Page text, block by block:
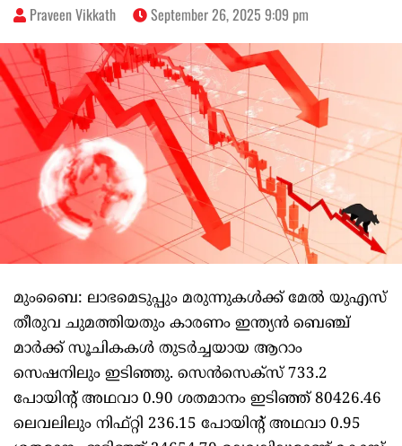
Praveen Vikkath September 26, 2025 9:09 pm
മുംബൈ: ലാഭമെടുപ്പും മരുന്നുകള്‍ക്ക് മേല്‍ യുഎസ്
തീരുവ ചുമത്തിയതും കാരണം ഇന്ത്യന്‍ ബെഞ്ച്
മാര്‍ക്ക് സൂചികകള്‍ തുടര്‍ച്ചയായ ആറാം
സെഷനിലും ഇടിഞ്ഞു. സെന്‍സെക്‌സ് 733.2
പോയിന്റ് അഥവാ 0.90 ശതമാനം ഇടിഞ്ഞ് 80426.46
ലെവലിലും നിഫ്റ്റി 236.15 പോയിന്റ് അഥവാ 0.95